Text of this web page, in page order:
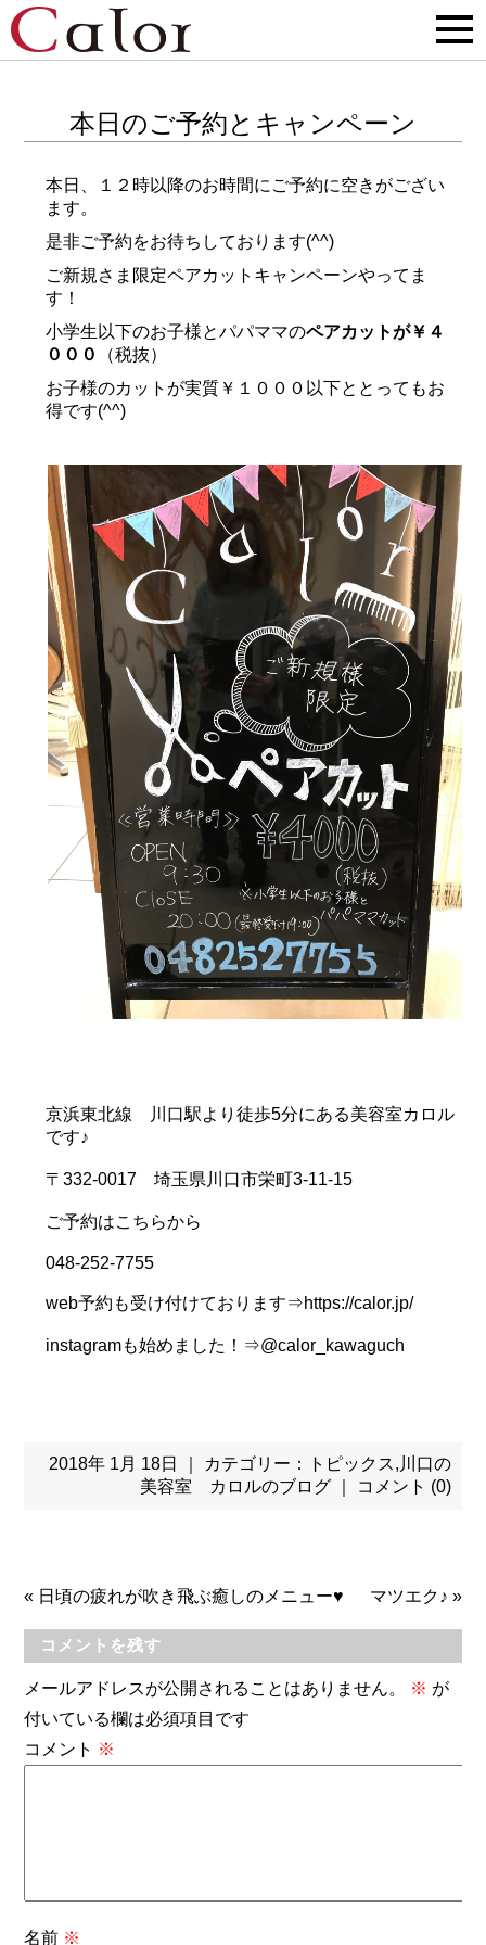
本日のご予約とキャンペーン
本日、１２時以降のお時間にご予約に空きがござい
ます。
是非ご予約をお待ちしております(^^)
ご新規さま限定ペアカットキャンペーンやってま
す！
小学生以下のお子様とパパママのペアカットが￥４
０００
（税抜）
お子様のカットが実質￥１０００以下ととってもお
得です(^^)
京浜東北線 川口駅より徒歩5分にある美容室カロル
です♪
〒332-0017 埼玉県川口市栄町3-11-15
ご予約はこちらから
048-252-7755
web予約も受け付けております⇒https://calor.jp/
instagramも始めました！⇒@calor_kawaguch
2018年 1月 18日 ｜ カテゴリー： トピックス, 川口の
美容室 カロルのブログ｜ コメント (0)
« 日頃の疲れが吹き飛ぶ癒しのメニュー♥ マツエク♪ »
コメントを残す
メールアドレスが公開されることはありません。 ※ が
付いている欄は必須項目です
コメント ※
名前 ※